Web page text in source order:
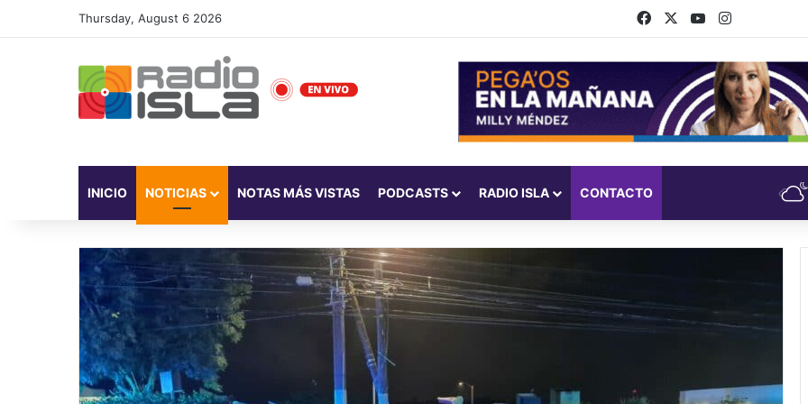
Thursday, August 6 2026 FacebookYouTubeInstagram
INICIO NOTICIAS NOTAS MÁS VISTAS PODCASTS RADIO ISLA CONTACTO